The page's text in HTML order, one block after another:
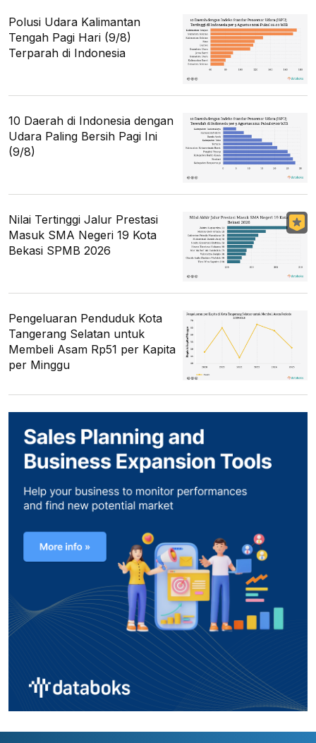
Polusi Udara Kalimantan
Tengah Pagi Hari (9/8)
Terparah di Indonesia
10 Daerah di Indonesia dengan
Udara Paling Bersih Pagi Ini
(9/8)
Nilai Tertinggi Jalur Prestasi
Masuk SMA Negeri 19 Kota
Bekasi SPMB 2026
Pengeluaran Penduduk Kota
Tangerang Selatan untuk
Membeli Asam Rp51 per Kapita
per Minggu